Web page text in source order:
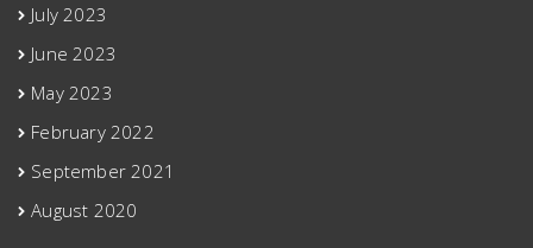
July 2023
June 2023
May 2023
February 2022
September 2021
August 2020